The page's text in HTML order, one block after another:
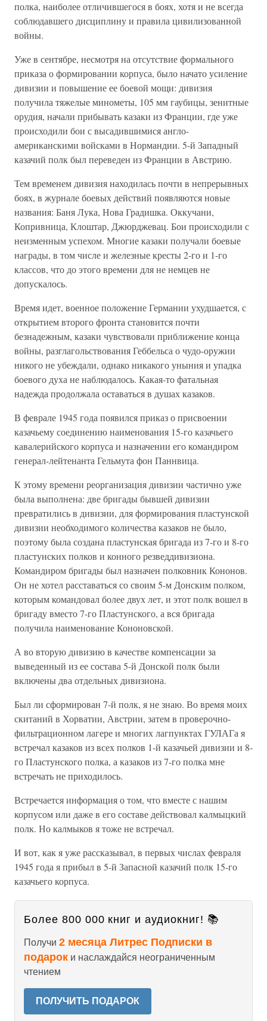
полка, наиболее отличившегося в боях, хотя и не всегда
соблюдавшего дисциплину и правила цивилизованной
войны.
Уже в сентябре, несмотря на отсутствие формального
приказа о формировании корпуса, было начато усиление
дивизии и повышение ее боевой мощи: дивизия
получила тяжелые минометы, 105 мм гаубицы, зенитные
орудия, начали прибывать казаки из Франции, где уже
происходили бои с высадившимися англо-
американскими войсками в Нормандии. 5-й Западный
казачий полк был переведен из Франции в Австрию.
Тем временем дивизия находилась почти в непрерывных
боях, в журнале боевых действий появляются новые
названия: Баня Лука, Нова Градишка. Оккучани,
Копривница, Клоштар, Джюрджевац. Бои происходили с
неизменным успехом. Многие казаки получали боевые
награды, в том числе и железные кресты 2-го и 1-го
классов, что до этого времени для не немцев не
допускалось.
Время идет, военное положение Германии ухудшается, с
открытием второго фронта становится почти
безнадежным, казаки чувствовали приближение конца
войны, разглагольствования Геббельса о чудо-оружии
никого не убеждали, однако никакого уныния и упадка
боевого духа не наблюдалось. Какая-то фатальная
надежда продолжала оставаться в душах казаков.
В феврале 1945 года появился приказ о присвоении
казачьему соединению наименования 15-го казачьего
кавалерийского корпуса и назначении его командиром
генерал-лейтенанта Гельмута фон Паннвица.
К этому времени реорганизация дивизии частично уже
была выполнена: две бригады бывшей дивизии
превратились в дивизии, для формирования пластунской
дивизии необходимого количества казаков не было,
поэтому была создана пластунская бригада из 7-го и 8-го
пластунских полков и конного резведдивизиона.
Командиром бригады был назначен полковник Кононов.
Он не хотел расставаться со своим 5-м Донским полком,
которым командовал более двух лет, и этот полк вошел в
бригаду вместо 7-го Пластунского, а вся бригада
получила наименование Кононовской.
А во вторую дивизию в качестве компенсации за
выведенный из ее состава 5-й Донской полк были
включены два отдельных дивизиона.
Был ли сформирован 7-й полк, я не знаю. Во время моих
скитаний в Хорватии, Австрии, затем в проверочно-
фильтрационном лагере и многих лагпунктах ГУЛАГа я
встречал казаков из всех полков 1-й казачьей дивизии и 8-
го Пластунского полка, а казаков из 7-го полка мне
встречать не приходилось.
Встречается информация о том, что вместе с нашим
корпусом или даже в его составе действовал калмыцкий
полк. Но калмыков я тоже не встречал.
И вот, как я уже рассказывал, в первых числах февраля
1945 года я прибыл в 5-й Запасной казачий полк 15-го
казачьего корпуса.
Более 800 000 книг и аудиокниг! 📚
Получи 2 месяца Литрес Подписки в
подарок и наслаждайся неограниченным
чтением
ПОЛУЧИТЬ ПОДАРОК